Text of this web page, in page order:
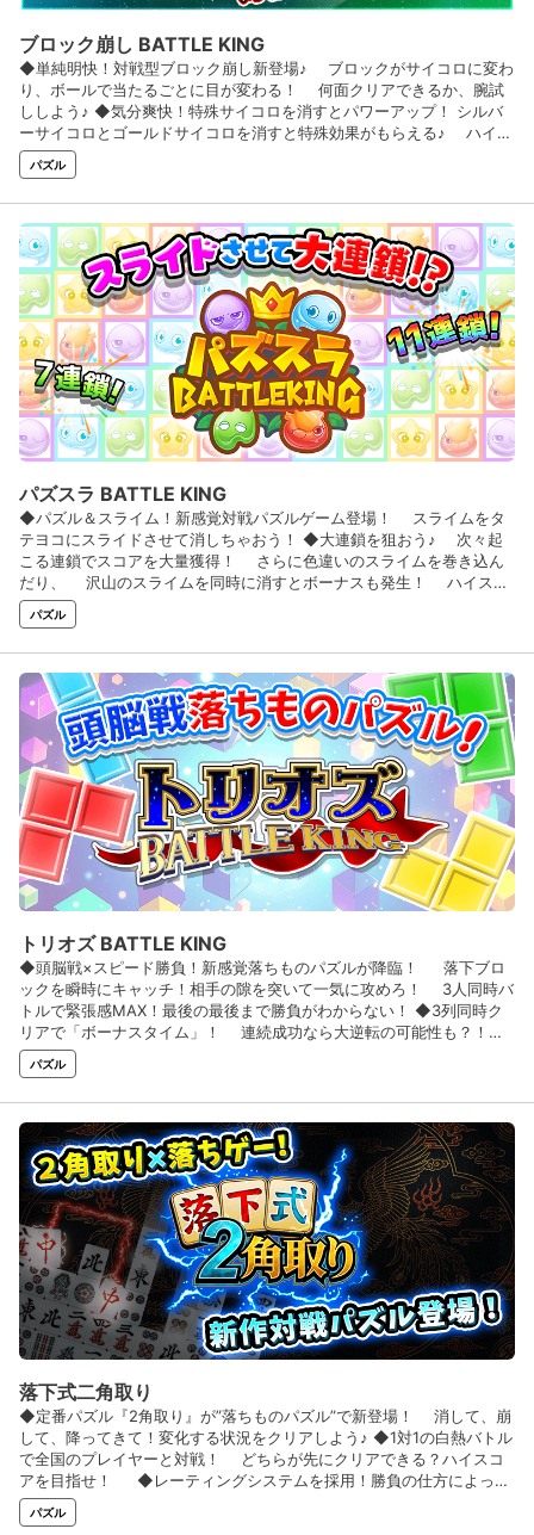
ブロック崩し BATTLE KING
◆単純明快！対戦型ブロック崩し新登場♪ ブロックがサイコロに変わ
り、ボールで当たるごとに目が変わる！ 何面クリアできるか、腕試
ししよう♪ ◆気分爽快！特殊サイコロを消すとパワーアップ！ シルバ
ーサイコロとゴールドサイコロを消すと特殊効果がもらえる♪ ハイス
コア目指して爽快プレイ！ ◆シンプルな級段位制を採用♪ 難易度も
ステップアップ方式♪ 困ったときに安心の「お助けアイテム」も盛りだ
パズル
パズスラ BATTLE KING
◆パズル＆スライム！新感覚対戦パズルゲーム登場！ スライムをタ
テヨコにスライドさせて消しちゃおう！ ◆大連鎖を狙おう♪ 次々起
こる連鎖でスコアを大量獲得！ さらに色違いのスライムを巻き込ん
だり、 沢山のスライムを同時に消すとボーナスも発生！ ハイスコ
アを目指して爽快プレイを楽しもう！ ◆シンプルな級段位制を採用
♪難易度もステップアップ方式♪ 困ったときに安心の「お助けアイテ
パズル
トリオズ BATTLE KING
◆頭脳戦×スピード勝負！新感覚落ちものパズルが降臨！ 落下ブロ
ックを瞬時にキャッチ！相手の隙を突いて一気に攻めろ！ 3人同時バ
トルで緊張感MAX！最後の最後まで勝負がわからない！ ◆3列同時ク
リアで「ボーナスタイム」！ 連続成功なら大逆転の可能性も？！劣
勢からの一発逆転が熱い！ 何度でも挑戦！君のハイスコアでランキ
ングを制覇せよ♪ ◆シンプルな級段位制を採用！難易度もステップ
パズル
落下式二角取り
◆定番パズル『2角取り』が”落ちものパズル”で新登場！ 消して、崩
して、降ってきて！変化する状況をクリアしよう♪ ◆1対1の白熱バトル
で全国のプレイヤーと対戦！ どちらが先にクリアできる？ハイスコ
アを目指せ！ ◆レーティングシステムを採用！勝負の仕方によって
もレートが変動 対戦を勝ち抜き、2角取りの「キング」を目指せ！
◆今なら初回登録でお役立ちアイテムをプレゼント♪
パズル